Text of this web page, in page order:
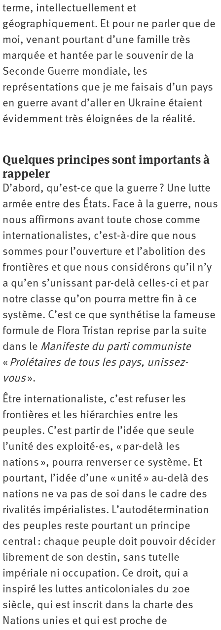
terme, intellectuellement et
géographiquement. Et pour ne parler que de
moi, venant pourtant d’une famille très
marquée et hantée par le souvenir de la
Seconde Guerre mondiale, les
représentations que je me faisais d’un pays
en guerre avant d’aller en Ukraine étaient
évidemment très éloignées de la réalité.
Quelques principes sont importants à
rappeler
D’abord, qu’est-ce que la guerre ? Une lutte
armée entre des États. Face à la guerre, nous
nous affirmons avant toute chose comme
internationalistes, c’est-à-dire que nous
sommes pour l’ouverture et l’abolition des
frontières et que nous considérons qu’il n’y
a qu’en s’unissant par-delà celles-ci et par
notre classe qu’on pourra mettre fin à ce
système. C’est ce que synthétise la fameuse
formule de Flora Tristan reprise par la suite
dans le Manifeste du parti communiste
« Prolétaires de tous les pays, unissez-
vous».
Être internationaliste, c’est refuser les
frontières et les hiérarchies entre les
peuples. C’est partir de l’idée que seule
l’unité des exploité·es, « par-delà les
nations », pourra renverser ce système. Et
pourtant, l’idée d’une « unité » au-delà des
nations ne va pas de soi dans le cadre des
rivalités impérialistes. L’autodétermination
des peuples reste pourtant un principe
central : chaque peuple doit pouvoir décider
librement de son destin, sans tutelle
impériale ni occupation. Ce droit, qui a
inspiré les luttes anticoloniales du 20e
siècle, qui est inscrit dans la charte des
Nations unies et qui est proche de